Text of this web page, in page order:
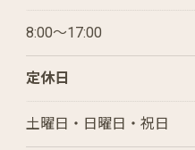
8:00～17:00
定休日
土曜日・日曜日・祝日